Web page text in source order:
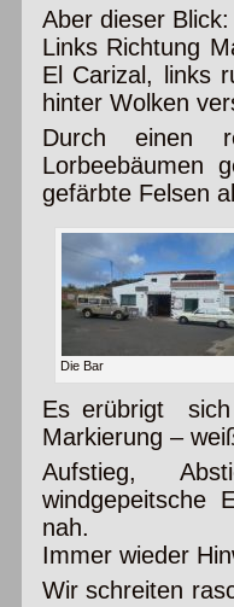
Aber dieser Blick:
Links Richtung
El Carizal, links
hinter Wolken
Durch einen
Lorbeebäumen
gefärbte Felsen
Die Bar
Es erübrigt sich
Markierung –
Aufstieg,
windgepeitsche
nah.
Immer wieder
Wir schreiten